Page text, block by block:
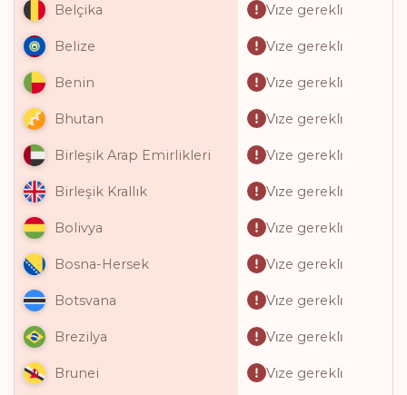
Belçika Vi̇ze gerekli̇
Belize Vi̇ze gerekli̇
Benin Vi̇ze gerekli̇
Bhutan Vi̇ze gerekli̇
Birleşik Arap Emirlikleri Vi̇ze gerekli̇
Birleşik Krallık Vi̇ze gerekli̇
Bolivya Vi̇ze gerekli̇
Bosna-Hersek Vi̇ze gerekli̇
Botsvana Vi̇ze gerekli̇
Brezilya Vi̇ze gerekli̇
Brunei Vi̇ze gerekli̇